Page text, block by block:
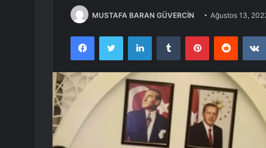
MUSTAFA BARAN GÜVERCİN Ağustos 13,
FacebookTwitter LinkedInTumblr PinterestReddit